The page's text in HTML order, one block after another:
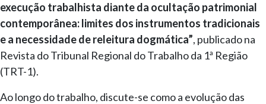
execução trabalhista diante da ocultação patrimonial
contemporânea: limites dos instrumentos tradicionais
e a necessidade de releitura dogmática”, publicado na
Revista do Tribunal Regional do Trabalho da 1ª Região
(TRT-1).
Ao longo do trabalho, discute-se como a evolução das